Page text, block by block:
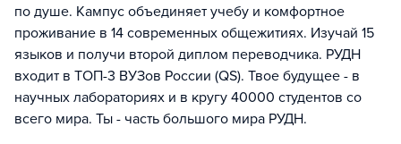
по душе. Кампус объединяет учебу и комфортное
проживание в 14 современных общежитиях. Изучай 15
языков и получи второй диплом переводчика. РУДН
входит в ТОП-3 ВУЗов России (QS). Твое будущее - в
научных лабораториях и в кругу 40000 студентов со
всего мира. Ты - часть большого мира РУДН.